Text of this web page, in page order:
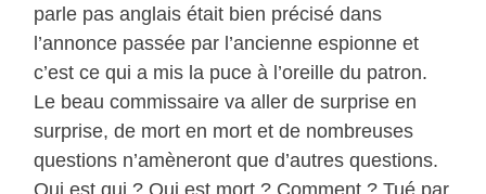
parle pas anglais était bien précisé dans
l’annonce passée par l’ancienne espionne et
c’est ce qui a mis la puce à l’oreille du patron.
Le beau commissaire va aller de surprise en
surprise, de mort en mort et de nombreuses
questions n’amèneront que d’autres questions.
Qui est qui ? Qui est mort ? Comment ? Tué par